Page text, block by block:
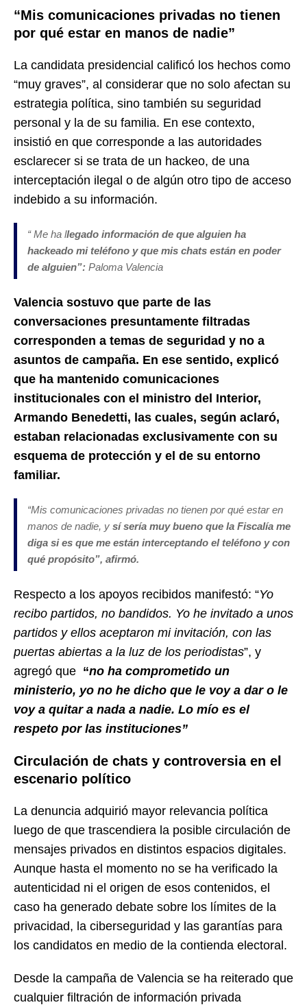
“Mis comunicaciones privadas no tienen
por qué estar en manos de nadie”
La candidata presidencial calificó los hechos como
“muy graves”, al considerar que no solo afectan su
estrategia política, sino también su seguridad
personal y la de su familia. En ese contexto,
insistió en que corresponde a las autoridades
esclarecer si se trata de un hackeo, de una
interceptación ilegal o de algún otro tipo de acceso
indebido a su información.
“ Me ha llegado información de que alguien ha
hackeado mi teléfono y que mis chats están en poder
de alguien”: Paloma Valencia
Valencia sostuvo que parte de las
conversaciones presuntamente filtradas
corresponden a temas de seguridad y no a
asuntos de campaña. En ese sentido, explicó
que ha mantenido comunicaciones
institucionales con el ministro del Interior,
Armando Benedetti, las cuales, según aclaró,
estaban relacionadas exclusivamente con su
esquema de protección y el de su entorno
familiar.
“Mis comunicaciones privadas no tienen por qué estar en
manos de nadie, y sí sería muy bueno que la Fiscalía me
diga si es que me están interceptando el teléfono y con
qué propósito”, afirmó.
Respecto a los apoyos recibidos manifestó: “Yo
recibo partidos, no bandidos. Yo he invitado a unos
partidos y ellos aceptaron mi invitación, con las
puertas abiertas a la luz de los periodistas”, y
agregó que “no ha comprometido un
ministerio, yo no he dicho que le voy a dar o le
voy a quitar a nada a nadie. Lo mío es el
respeto por las instituciones”
Circulación de chats y controversia en el
escenario político
La denuncia adquirió mayor relevancia política
luego de que trascendiera la posible circulación de
mensajes privados en distintos espacios digitales.
Aunque hasta el momento no se ha verificado la
autenticidad ni el origen de esos contenidos, el
caso ha generado debate sobre los límites de la
privacidad, la ciberseguridad y las garantías para
los candidatos en medio de la contienda electoral.
Desde la campaña de Valencia se ha reiterado que
cualquier filtración de información privada